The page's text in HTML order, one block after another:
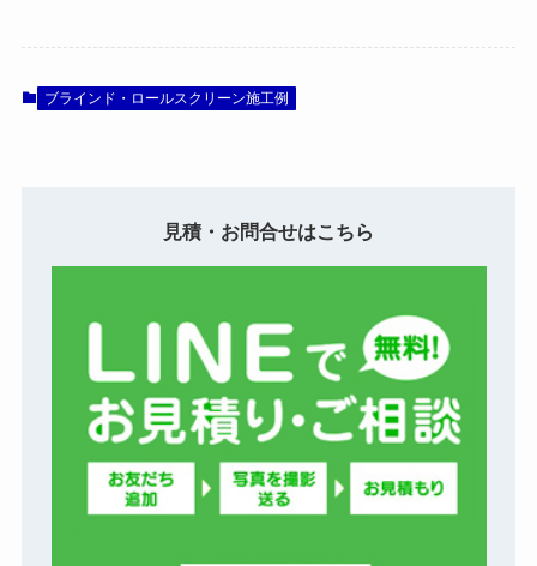
ブラインド・ロールスクリーン施工例
見積・お問合せはこちら